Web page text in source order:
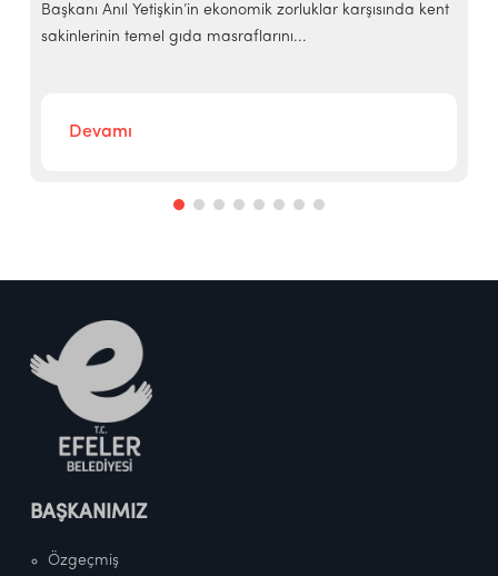
Başkanı Anıl Yetişkin’in ekonomik zorluklar karşısında kent
sakinlerinin temel gıda masraflarını...
Devamı
BAŞKANIMIZ
Özgeçmiş